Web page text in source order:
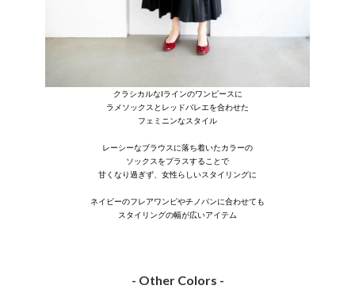
クラシカルなIラインのワンピースに
ラメソックスとレッドバレエを合わせた
フェミニンなスタイル
レーシーなブラウスに落ち着いたカラーの
ソックスをプラスすることで
甘くなり過ぎず、女性らしいスタイリングに
ネイビーのフレアワンピやチノパンに合わせても
スタイリングの幅が広いアイテム
- Other Colors -